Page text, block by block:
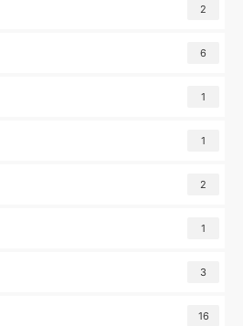
2
6
1
1
2
1
3
16